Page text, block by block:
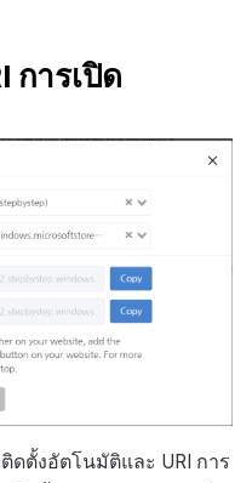
การเปิด
ตั้งอัตโนมัติและ URI การ